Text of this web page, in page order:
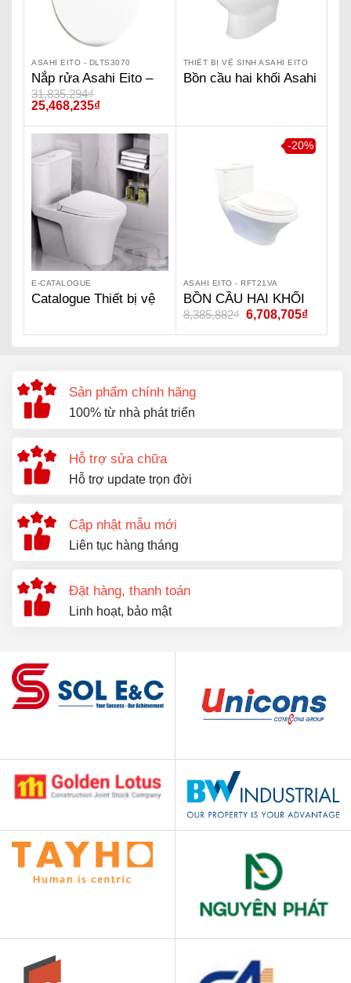
ASAHI EITO - DLTS3070
Nắp rửa Asahi Eito –
DLTS3070
31,835,294₫
25,468,235₫
THIẾT BỊ VỆ SINH ASAHI EITO
Bồn cầu hai khối Asahi
E-CATALOGUE
Catalogue Thiết bị vệ
-20%
ASAHI EITO - RFT21VA
BỒN CẦU HAI KHỐI
ASAHI EITO –
RFT21VA
8,385,882₫ 6,708,705₫
Sản phẩm chính hãng
100% từ nhà phát triển
Hỗ trợ sửa chữa
Hỗ trợ update trọn đời
Cập nhật mẫu mới
Liên tục hàng tháng
Đặt hàng, thanh toán
Linh hoạt, bảo mật